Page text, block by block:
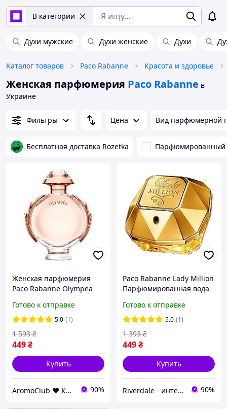
В категории
Духи мужские Духи женские Духи
Каталог товаров Paco Rabanne Красота и здоровье
Женская парфюмерия Paco Rabanne в
Украине
Фильтры Цена Вид парфюмерной
Бесплатная доставка Rozetka Парфюмированный
Женская парфюмерия
Paco Rabanne Olympea
80 ml (Парфюм Пако
Рабан Олимпия Пако
Рабан)
Готово к отправке
5.0 (1)
449₴
1 593 ₴
Купить
AromoClub ❤ Качественная парфюмерия в Украине 90%
Paco Rabanne Lady Million
Парфюмированная вода
парфюмерия Paco
Rabanne Пако рабан )
Готово к отправке
5.0 (1)
449₴
1 393 ₴
Купить
Riverdale - интернет-магазин 90%